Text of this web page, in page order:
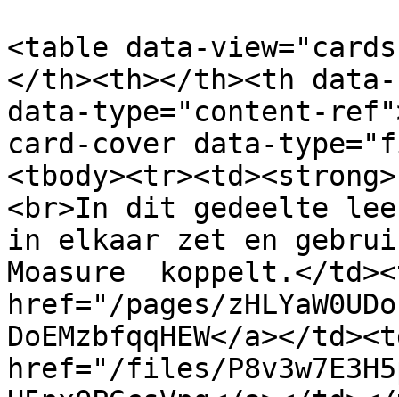
<table data-
</th><th></th><th
data-type="content-
card-cover data-
<br>In dit gedeelte
in elkaar zet en
Moasure  koppelt.</
href="/pages/
DoEMzbfqqHEW</a></
href="/files/